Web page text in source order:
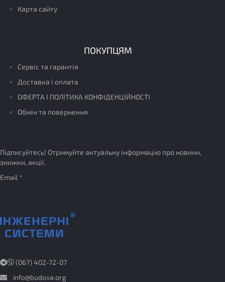
Карта сайту
ПОКУПЦЯМ
Сервіс та гарантія
Доставка і оплата
ОФЕРТА І ПОЛІТИКА КОНФІДЕНЦІЙНОСТІ
Обмін та повернення
Підписуйтесь! Отримуйте актуальну інформацію про новини,
знижки, акції.
Email *
(067) 402-72-07
info@budova.org